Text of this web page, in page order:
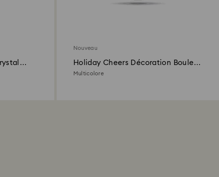
Nouveau
Holiday Cheers Décoration Boule
Gui
Multicolore